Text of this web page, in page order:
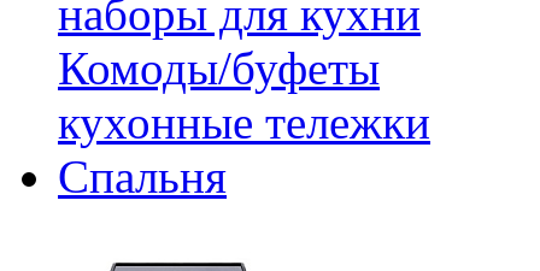
наборы для кухни
Комоды/буфеты
кухонные тележки
Спальня